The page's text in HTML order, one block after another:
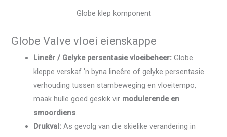
Globe klep komponent
Globe Valve vloei eienskappe
Lineêr / Gelyke persentasie vloeibeheer: Globe
kleppe verskaf 'n byna lineêre of gelyke persentasie
verhouding tussen stambeweging en vloeitempo,
maak hulle goed geskik vir modulerende en
smoordiens.
Drukval: As gevolg van die skielike verandering in